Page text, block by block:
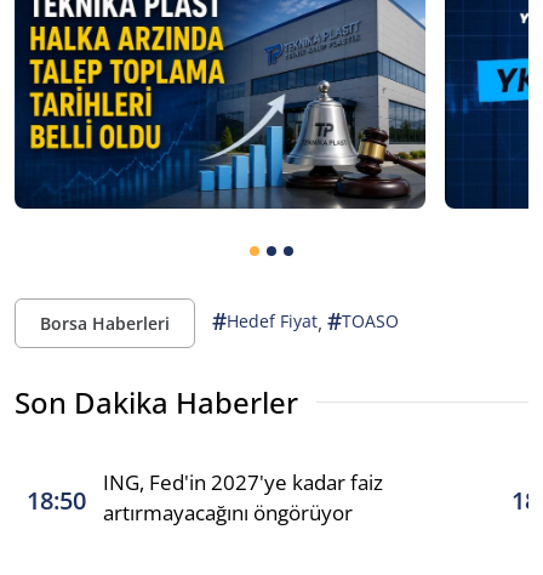
Borsa Haberleri #Hedef Fiyat, #TOASO
Son Dakika Haberler
18:50
ING, Fed'in 2027'ye kadar faiz
artırmayacağını öngörüyor